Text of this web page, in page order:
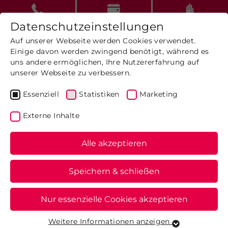
Therapiezentrum für
Rehabilitation
Mobilität
Datenschutzeinstellungen
Auf unserer Webseite werden Cookies verwendet.
Einige davon werden zwingend benötigt, während es
uns andere ermöglichen, Ihre Nutzererfahrung auf
unserer Webseite zu verbessern.
Essenziell Statistiken Marketing
Externe Inhalte
Alle akzeptieren
Speichern & schließen
Nur essenzielle Cookies akzeptieren
Weitere Informationen anzeigen